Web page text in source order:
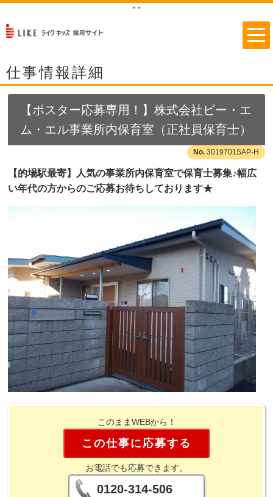
" "
仕事情報詳細
【ポスター応募専用！】株式会社ビー・エ
ム・エル事業所内保育室（正社員保育士）
3019701SAP-H
【的場駅最寄】人気の事業所内保育室で保育士募集♪幅広
い年代の方からのご応募お待ちしております★
このままWEBから！
この仕事に応募する
お電話でも応募できます。
0120-314-506